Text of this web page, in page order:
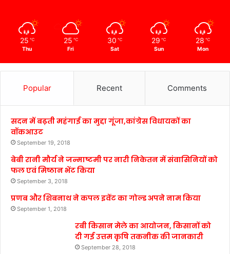
25 ℃
Thu
25 ℃
Fri
30 ℃
Sat
29 ℃
Sun
28 ℃
Mon
Popular Recent Comments
सदन में बढ़ती महंगाई का मुद्दा गूंजा,कांग्रेस विधायकों का
वॉकआउट
September 19, 2018
बेबी रानी मौर्य ने जन्माष्टमी पर नारी निकेतन में संवासिनियों को
फल एवं मिष्ठान भेंट किया
September 3, 2018
प्रणब और शिबनाथ ने कपल इवेंट का गोल्ड अपने नाम किया
September 1, 2018
रबी किसान मेले का आयोजन, किसानों को
दी गई उत्तम कृषि तकनीक की जानकारी
September 28, 2018